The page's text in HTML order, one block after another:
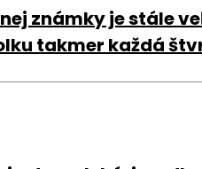
známky je stále
takmer každá